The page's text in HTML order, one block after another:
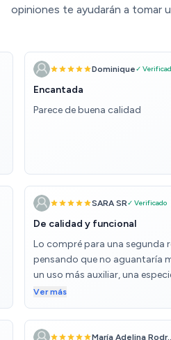
opiniones te ayudarán a tomar
Dominique✓
Encantada
Parece de buena calidad
SARA SR✓ Verificado
De calidad y funcional
Lo compré para una segunda
pensando que no aguantaría
un uso más auxiliar, una
He de decir que me ha
tiene una excelente calidad y
soporta muy bien el peso de
Queda muy bonito y es súper
Ver más
María Adelina